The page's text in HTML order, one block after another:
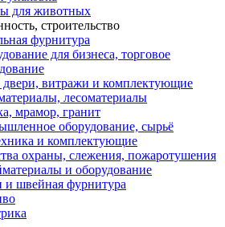
для животных
строительство
фурнитура
для бизнеса, торговое
витражи и комплектующие
лесоматериалы
мрамор, гранит
оборудование, сырьё
и комплектующие
охраны, слежения, пожаротушения
и оборудование
и швейная фурнитура